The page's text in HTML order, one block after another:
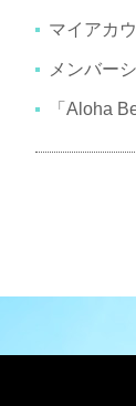
マイアカ
メンバー
「Aloha